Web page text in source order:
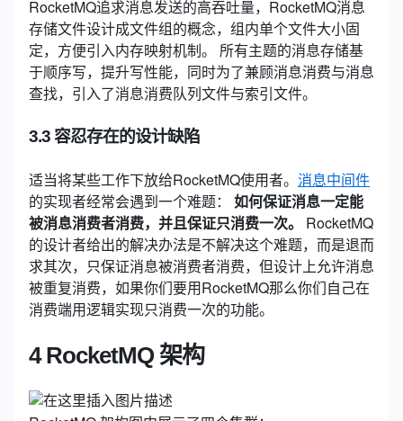
RocketMQ追求消息发送的高吞吐量，RocketMQ消息
存储文件设计成文件组的概念，组内单个文件大小固
定，方便引入内存映射机制。
所有主题的消息存储基
于顺序写，提升写性能，同时为了兼顾消息消费与消息
查找，引入了消息消费队列文件与索引文件。
3.3 容忍存在的设计缺陷
适当将某些工作下放给RocketMQ使用者。 消息中间件
的实现者经常会遇到一个难题：
如何保证消息一定能
被消息消费者消费，并且保证只消费一次。
RocketMQ
的设计者给出的解决办法是不解决这个难题，而是退而
求其次，只保证消息被消费者消费，但设计上允许消息
被重复消费，如果你们要用RocketMQ那么你们自己在
消费端用逻辑实现只消费一次的功能。
4 RocketMQ 架构